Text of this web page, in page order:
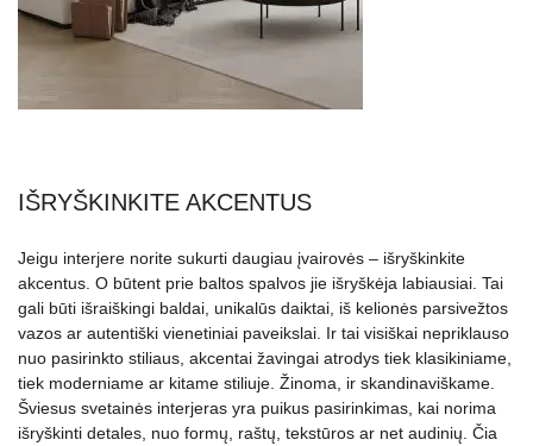
IŠRYŠKINKITE AKCENTUS
Jeigu interjere norite sukurti daugiau įvairovės – išryškinkite
akcentus. O būtent prie baltos spalvos jie išryškėja labiausiai. Tai
gali būti išraiškingi baldai, unikalūs daiktai, iš kelionės parsivežtos
vazos ar autentiški vienetiniai paveikslai. Ir tai visiškai nepriklauso
nuo pasirinkto stiliaus, akcentai žavingai atrodys tiek klasikiniame,
tiek moderniame ar kitame stiliuje. Žinoma, ir skandinaviškame.
Šviesus svetainės interjeras yra puikus pasirinkimas, kai norima
išryškinti detales, nuo formų, raštų, tekstūros ar net audinių. Čia